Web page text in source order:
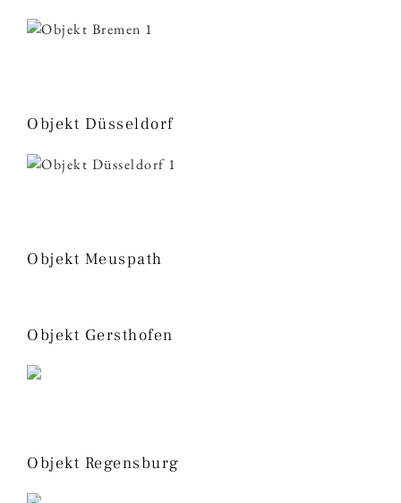
Objekt Düsseldorf
Objekt Meuspath
Objekt Gersthofen
Objekt Regensburg